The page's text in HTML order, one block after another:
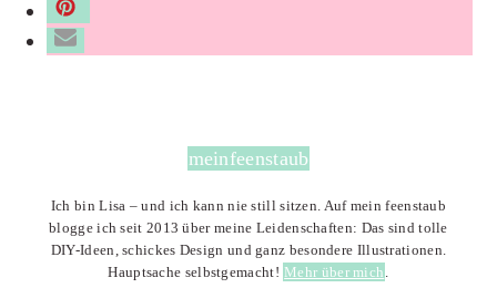
meinfeenstaub
Ich bin Lisa – und ich kann nie still sitzen. Auf mein feenstaub
blogge ich seit 2013 über meine Leidenschaften: Das sind tolle
DIY-Ideen, schickes Design und ganz besondere Illustrationen.
Hauptsache selbstgemacht! Mehr über mich .